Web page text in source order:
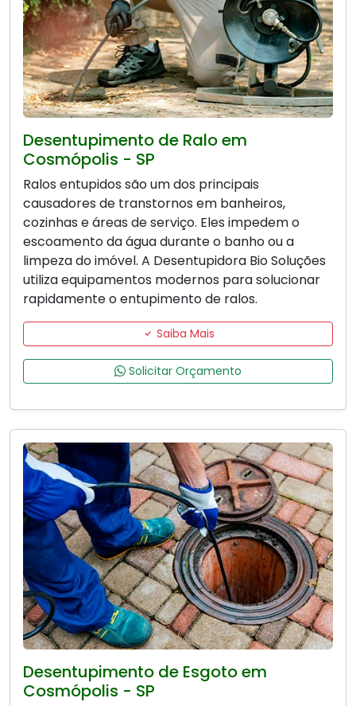
Desentupimento de Ralo em
Cosmópolis - SP
Ralos entupidos são um dos principais
causadores de transtornos em banheiros,
cozinhas e áreas de serviço. Eles impedem o
escoamento da água durante o banho ou a
limpeza do imóvel. A Desentupidora Bio Soluções
utiliza equipamentos modernos para solucionar
rapidamente o entupimento de ralos.
Saiba Mais
Solicitar Orçamento
Desentupimento de Esgoto em
Cosmópolis - SP